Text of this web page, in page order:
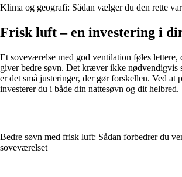
Klima og geografi: Sådan vælger du den rette
Frisk luft – en investering i
Et soveværelse med god ventilation føles lettere,
giver bedre søvn. Det kræver ikke nødvendigvis
er det små justeringer, der gør forskellen. Ved at
investerer du i både din nattesøvn og dit helbred.
Bedre søvn med frisk luft: Sådan forbedrer du
soveværelset